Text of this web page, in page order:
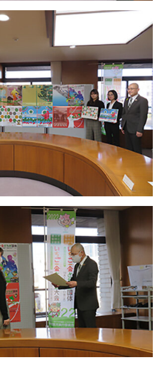
状況
の 募集案内
）
度
格
の募集案内
の学修支援体制
ター
券
の補償（学研災）
援
きについて
等請求方法
同組合
事業
域デザイン科学部）
ウンロード
取得方法について
・産学連携）
般対象）
について
学生
大学にご支援を
お考えの方
交通アクセス
お問い合わせ